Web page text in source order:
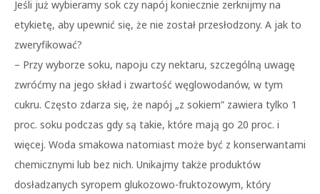
Jeśli już wybieramy sok czy napój koniecznie zerknijmy na
etykietę, aby upewnić się, że nie został przesłodzony. A jak to
zweryfikować?
– Przy wyborze soku, napoju czy nektaru, szczególną uwagę
zwróćmy na jego skład i zwartość węglowodanów, w tym
cukru. Często zdarza się, że napój „z sokiem” zawiera tylko 1
proc. soku podczas gdy są takie, które mają go 20 proc. i
więcej. Woda smakowa natomiast może być z konserwantami
chemicznymi lub bez nich. Unikajmy także produktów
dosładzanych syropem glukozowo-fruktozowym, który